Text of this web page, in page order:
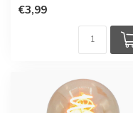
€3,99